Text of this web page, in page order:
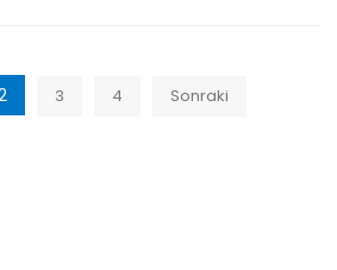
3 4 Sonraki